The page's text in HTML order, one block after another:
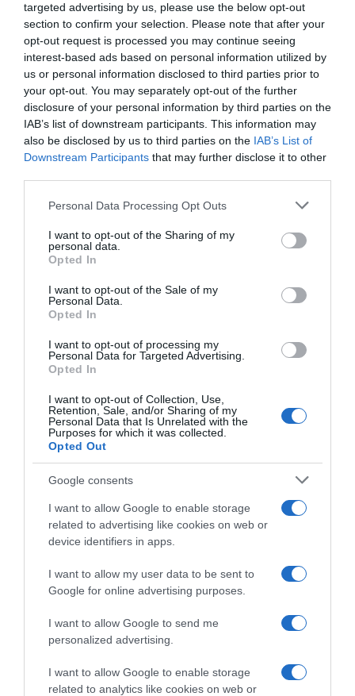
targeted advertising by us, please use the below opt-out
section to confirm your selection. Please note that after your
opt-out request is processed you may continue seeing
interest-based ads based on personal information utilized by
us or personal information disclosed to third parties prior to
your opt-out. You may separately opt-out of the further
disclosure of your personal information by third parties on the
IAB’s list of downstream participants. This information may
also be disclosed by us to third parties on the IAB’s List of
Downstream Participants that may further disclose it to other
Please note that this website/app uses one or more Google
not limited to your visit or usage behaviour. You may click to
grant or deny consent to Google and its third-party tags to
use your data for below specified purposes in below Google
consent section.
Personal Data Processing Opt Outs
I want to opt-out of the Sharing of my
personal data.
Opted In
I want to opt-out of the Sale of my
Personal Data.
Opted In
I want to opt-out of processing my
Personal Data for Targeted Advertising.
Opted In
I want to opt-out of Collection, Use,
Retention, Sale, and/or Sharing of my
Personal Data that Is Unrelated with the
Purposes for which it was collected.
Opted Out
Google consents
I want to allow Google to enable storage
related to advertising like cookies on web or
device identifiers in apps.
I want to allow my user data to be sent to
Google for online advertising purposes.
I want to allow Google to send me
personalized advertising.
I want to allow Google to enable storage
related to analytics like cookies on web or
Már egy jó ideje együtt vagytok, de mindig elkerüli
azokat az alkalmakat, amikor bemutathatna a barátainak
vagy a rokonainak? Lehetséges, hogy mindezt azért
teszi, mert nem szeretné, ha mindenki megtudná, hogy
szeretőt tart.
4. Ünnepnapokon soha nem ér rá!
Ha a férfi soha nem tudja veled tölteni az ünnepnapokat,
nagyon valószínű, hogy a feleségével vagy a szerelmével
tölti azokat. Legyünk őszinték, egy férfi sem lehet
annyira elfoglalt, hogy a teljes hétvégéjét a szüleivel vagy
5. Soha nem hív meg a saját lakásába!
Mindig csak a városban vagy nálad otthon találkoztok, a
férfi viszont soha nem invitál a saját lakásába? Milyen
más indoka lehet erre? Ok, lehet, hogy nagyon szegény
csak észrevetted volna.
Ez is érdekelhet! -Mit árul el a férfi személyiségéről a
lakása?
Megosztás: Facebook Twitter Pinterest
Címkék: párkapcsolat ,viszony ,egyedülálló ,jelek
Korábbi bejegyzések
HASONLÓ BEJEGYZÉSEK